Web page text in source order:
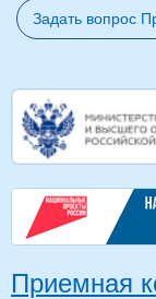
Задать вопрос
Приемная